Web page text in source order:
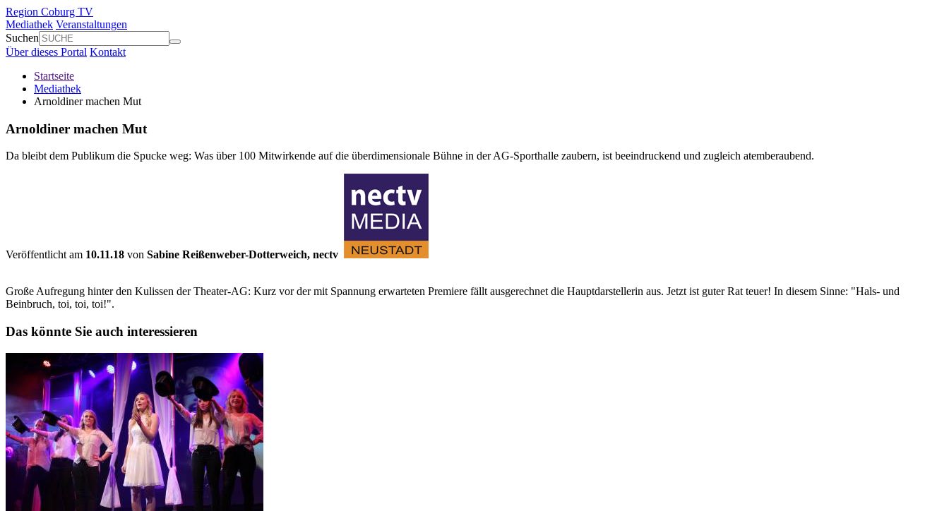
Region Coburg TV
Mediathek Veranstaltungen
Suchen
Über dieses Portal Kontakt
Startseite
Mediathek
Arnoldiner machen Mut
Arnoldiner machen Mut
Da bleibt dem Publikum die Spucke weg: Was über 100 Mitwirkende auf die überdimensionale Bühne in der AG-Sporthalle zaubern, ist beeindruckend und zugleich atemberaubend.
Veröffentlicht am 10.11.18 von Sabine Reißenweber-Dotterweich, nectv
90%
Große Aufregung hinter den Kulissen der Theater-AG: Kurz vor der mit Spannung erwarteten Premiere fällt ausgerechnet die Hauptdarstellerin aus. Jetzt ist guter Rat teuer! In diesem Sinne: "Hals- und
Beinbruch, toi, toi, toi!".
Das könnte Sie auch interessieren